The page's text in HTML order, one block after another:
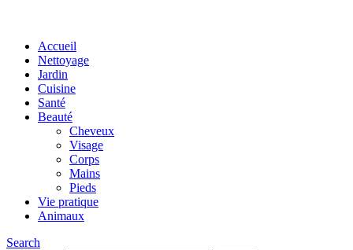
Accueil
Nettoyage
Jardin
Cuisine
Santé
Beauté
Cheveux
Visage
Corps
Mains
Pieds
Vie pratique
Animaux
Search